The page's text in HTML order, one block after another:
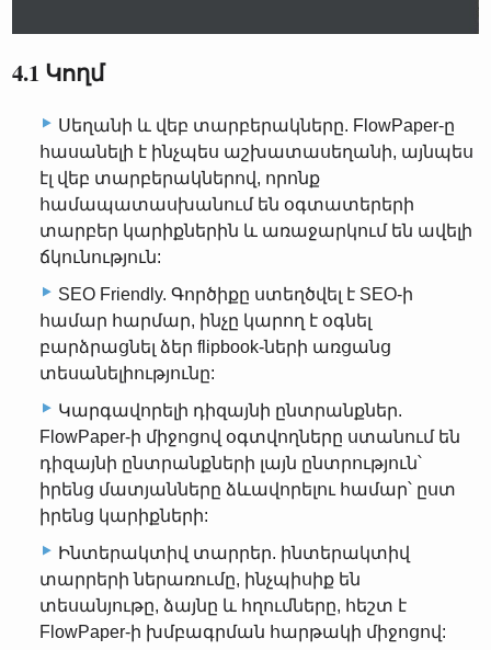
4.1 Կողմ
Սեղանի և վեբ տարբերակները. FlowPaper-ը
հասանելի է ինչպես աշխատասեղանի, այնպես
էլ վեբ տարբերակներով, որոնք
համապատասխանում են օգտատերերի
տարբեր կարիքներին և առաջարկում են ավելի
ճկունություն:
SEO Friendly. Գործիքը ստեղծվել է SEO-ի
համար հարմար, ինչը կարող է օգնել
բարձրացնել ձեր flipbook-ների առցանց
տեսանելիությունը:
Կարգավորելի դիզայնի ընտրանքներ.
FlowPaper-ի միջոցով օգտվողները ստանում են
դիզայնի ընտրանքների լայն ընտրություն՝
իրենց մատյանները ձևավորելու համար՝ ըստ
իրենց կարիքների:
Ինտերակտիվ տարրեր. ինտերակտիվ
տարրերի ներառումը, ինչպիսիք են
տեսանյութը, ձայնը և հղումները, հեշտ է
FlowPaper-ի խմբագրման հարթակի միջոցով: